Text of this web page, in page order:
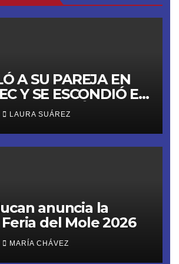
A SU PAREJA EN
Y SE ESCONDIÓ EN
YA ESTÁ EN
LAURA SUÁREZ
anuncia la
del Mole 2026
MARÍA CHÁVEZ